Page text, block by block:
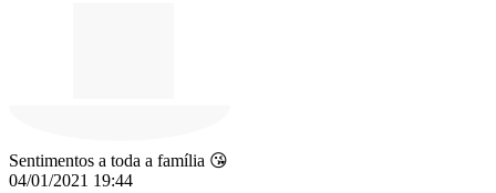
Sentimentos a toda a família 😘
04/01/2021 19:44